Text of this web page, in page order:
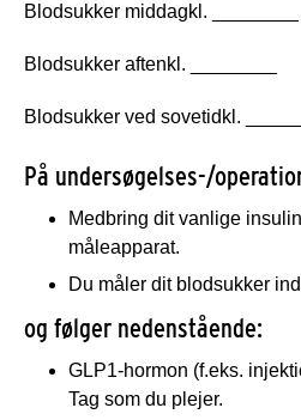
Blodsukker middagkl. ________
Blodsukker aftenkl. ________
Blodsukker ved sovetid kl.
På undersøgelses-/
Medbring dit vanlige
måleapparat.
Du måler dit blodsukker
og følger nedenstående:
GLP1-hormon (f.eks.
Tag som du plejer.